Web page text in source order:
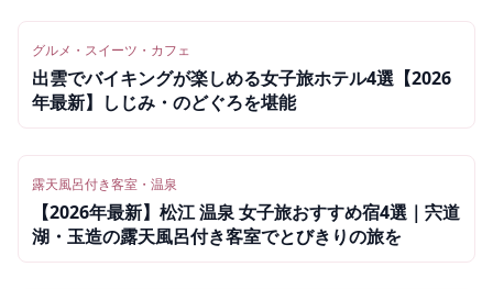
グルメ・スイーツ・カフェ
出雲でバイキングが楽しめる女子旅ホテル4選【2026
年最新】しじみ・のどぐろを堪能
露天風呂付き客室・温泉
【2026年最新】松江 温泉 女子旅おすすめ宿4選｜宍道
湖・玉造の露天風呂付き客室でとびきりの旅を